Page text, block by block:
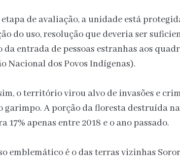
de avaliação, a unidade está
do uso, resolução que deveria ser
entrada de pessoas estranhas aos
Nacional dos Povos Indígenas).
o território virou alvo de invasões e
garimpo. A porção da floresta destruída
17% apenas entre 2018 e o ano passado.
emblemático é o das terras vizinhas